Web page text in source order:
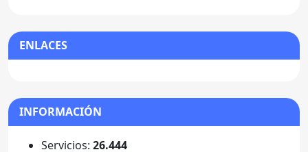
ENLACES
INFORMACIÓN
Servicios: 26.444